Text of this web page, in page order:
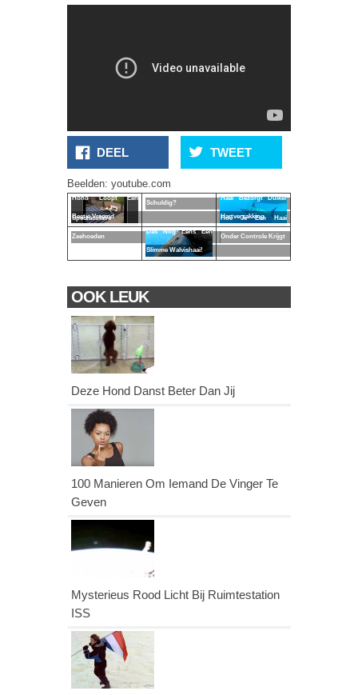
DEEL TWEET
Beelden: youtube.com
Hond Loopt Een
Beetje Vreemd
Schuldig?
Haai Bezorgt Duiker
Hartverzakking
Spectaculaire
Zeehoeden
Das Nog Eens Een
Slimme Walvishaai!
Hoe Je Een Haai
Onder Controle Krijgt
OOK LEUK
Deze Hond Danst Beter Dan Jij
100 Manieren Om Iemand De Vinger Te
Geven
Mysterieus Rood Licht Bij Ruimtestation
ISS